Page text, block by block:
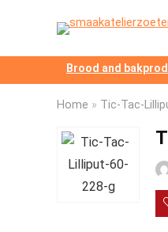
Brood and
Home » Tic-Tac-